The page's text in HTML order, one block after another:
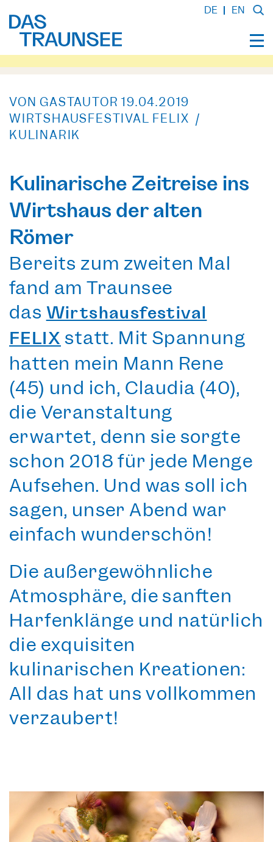
DE EN
VON GASTAUTOR 19.04.2019
WIRTSHAUSFESTIVAL FELIX /
KULINARIK
Kulinarische Zeitreise ins
Wirtshaus der alten
Römer
Bereits zum zweiten Mal
fand am Traunsee
das Wirtshausfestival
FELIX statt. Mit Spannung
hatten mein Mann Rene
(45) und ich, Claudia (40),
die Veranstaltung
erwartet, denn sie sorgte
schon 2018 für jede Menge
Aufsehen. Und was soll ich
sagen, unser Abend war
einfach wunderschön!
Die außergewöhnliche
Atmosphäre, die sanften
Harfenklänge und natürlich
die exquisiten
kulinarischen Kreationen:
All das hat uns vollkommen
verzaubert!